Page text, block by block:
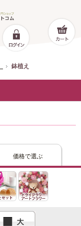
鉢植え
価格で選ぶ